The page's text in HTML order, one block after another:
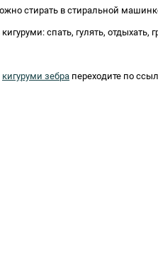
стирать в стиральной
спать, гулять, отдыхать,
кигуруми зебра переходите по